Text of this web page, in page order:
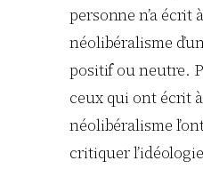
personne n’a écrit
néolibéralisme
positif ou neutre.
ceux qui ont écrit
néolibéralisme
critiquer